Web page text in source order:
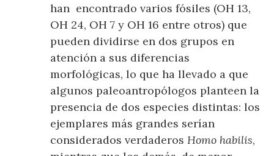
han encontrado varios fósiles (OH 13,
OH 24, OH 7 y OH 16 entre otros) que
pueden dividirse en dos grupos en
atención a sus diferencias
morfológicas, lo que ha llevado a que
algunos paleoantropólogos planteen la
presencia de dos especies distintas: los
ejemplares más grandes serían
considerados verdaderosHomo habilis,